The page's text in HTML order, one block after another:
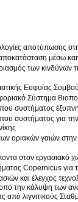
αποτύπωσης
μέσω
των κινδύνων
Ευφυίας
Σύστημα
συστήματος
συστήματος για
οριακών γαιών
στον εργασιακό
και έλεγχος
την κάλυψη των
από λιγνιτικούς